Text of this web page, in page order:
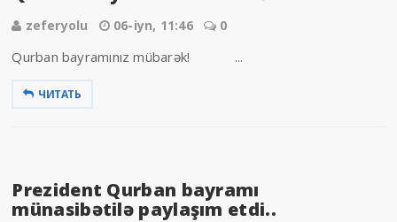
zeferyolu 06-iyn, 11:46 0
Qurban bayramınız mübarək! ...
ЧИТАТЬ
Prezident Qurban bayramı
münasibətilə paylaşım etdi..